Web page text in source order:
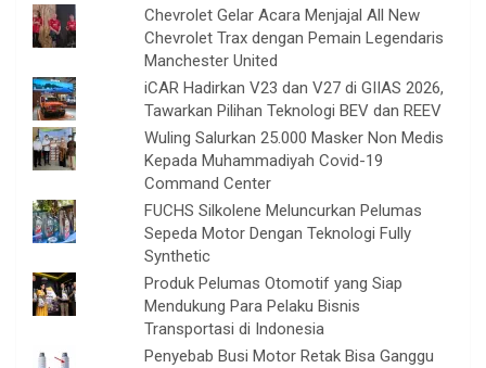
Chevrolet Gelar Acara Menjajal All New
Chevrolet Trax dengan Pemain Legendaris
Manchester United
iCAR Hadirkan V23 dan V27 di GIIAS 2026,
Tawarkan Pilihan Teknologi BEV dan REEV
Wuling Salurkan 25.000 Masker Non Medis
Kepada Muhammadiyah Covid-19
Command Center
FUCHS Silkolene Meluncurkan Pelumas
Sepeda Motor Dengan Teknologi Fully
Synthetic
Produk Pelumas Otomotif yang Siap
Mendukung Para Pelaku Bisnis
Transportasi di Indonesia
Penyebab Busi Motor Retak Bisa Ganggu